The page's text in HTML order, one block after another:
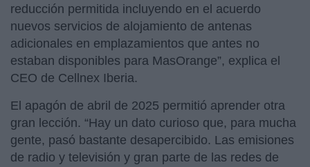
reducción permitida incluyendo en el acuerdo
nuevos servicios de alojamiento de antenas
adicionales en emplazamientos que antes no
estaban disponibles para MasOrange”, explica el
CEO de Cellnex Iberia.
El apagón de abril de 2025 permitió aprender otra
gran lección. “Hay un dato curioso que, para mucha
gente, pasó bastante desapercibido. Las emisiones
de radio y televisión y gran parte de las redes de